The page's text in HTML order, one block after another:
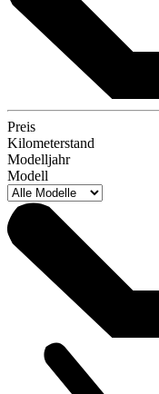
Preis
Kilometerstand
Modelljahr
Modell